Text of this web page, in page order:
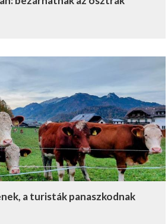
a turisták panaszkodnak